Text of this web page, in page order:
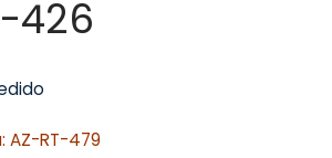
426
AZ-RT-479